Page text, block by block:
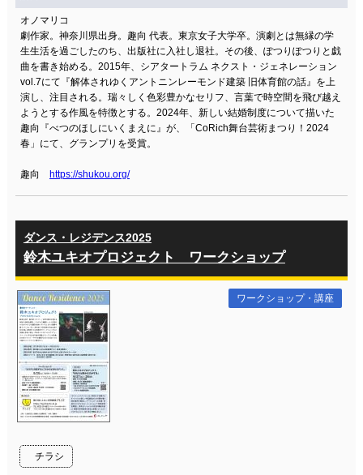
オノマリコ
劇作家。神奈川県出身。趣向 代表。東京女子大学卒。演劇とは無縁の学
生生活を過ごしたのち、出版社に入社し退社。その後、ぽつりぽつりと戯
曲を書き始める。2015年、シアタートラム ネクスト・ジェネレーション
vol.7にて『解体されゆくアントニンレーモンド建築 旧体育館の話』を上
演し、注目される。瑞々しく色彩豊かなセリフ、言葉で時空間を飛び越え
ようとする作風を特徴とする。2024年、新しい結婚制度について描いた
趣向『べつのほしにいくまえに』が、「CoRich舞台芸術まつり！2024
春」にて、グランプリを受賞。
趣向 https://shukou.org/
ダンス・レジデンス2025
鈴木ユキオプロジェクト ワークショップ
チラシ
ワークショップ・講座